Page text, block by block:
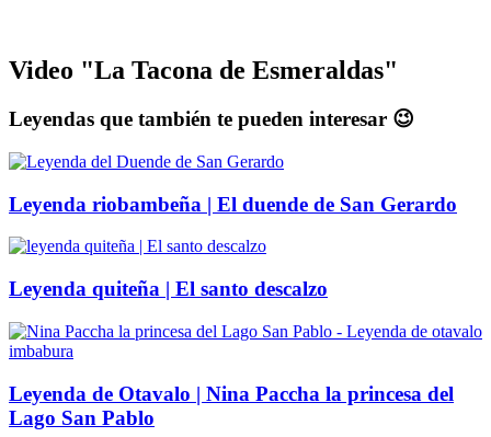
Video "La Tacona de Esmeraldas"
Leyendas que también te pueden interesar 😉
Leyenda riobambeña | El duende de San Gerardo
Leyenda quiteña | El santo descalzo
Leyenda de Otavalo | Nina Paccha la princesa del
Lago San Pablo